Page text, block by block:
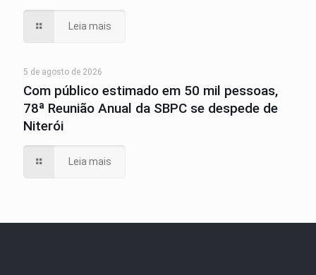
Leia mais
5 de agosto de 2026
Com público estimado em 50 mil pessoas,
78ª Reunião Anual da SBPC se despede de
Niterói
Leia mais